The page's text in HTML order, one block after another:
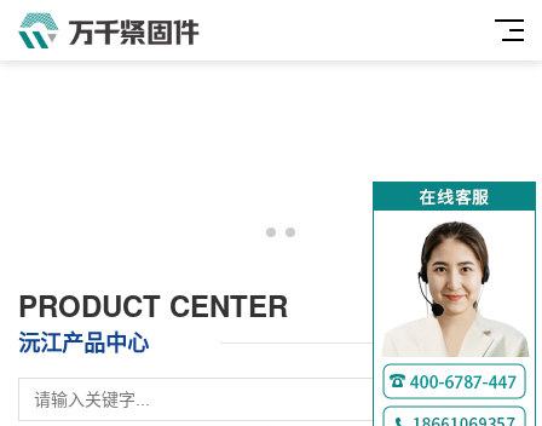
PRODUCT CENTER
沅江产品中心